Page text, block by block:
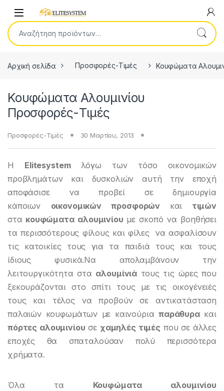
Open
Αναζήτηση για:
Αρχική σελίδα Προσφορές-Τιμές Κουφώματα
Κουφώματα Αλουμινίου
Προσφορές-Τιμές
Προσφορές-Τιμές 30 Μαρτίου, 2013
Η Elitesystem λόγω των τόσο οικονομικών
προβλημάτων και δυσκολιών αυτή την εποχή
αποφάσισε να προβεί σε δημιουργία
κάποιων οικονομικών προσφορών και τιμών
στα κουφώματα αλουμινίου με σκοπό να βοηθήσει
τα περισσότερους φίλους και φίλες να ασφαλίσουν
τις κατοικίες τους για τα παιδιά τους και τους
ίδιους φυσικά.Να απολαμβάνουν την
λειτουργικότητα στα αλουμίνιά τους τις ώρες που
ξεκουράζονται στο σπίτι τους με τις οικογένειές
τους και τέλος να προβούν σε αντικατάσταση
παλαιών κουφωμάτων με καινούριαπαράθυρακαι
πόρτες αλουμινίου σε χαμηλές τιμές που σε άλλες
εποχές θα σπαταλούσαν πολύ περισσότερα
χρήματα.
Όλα τα Κουφώματα αλουμινίου